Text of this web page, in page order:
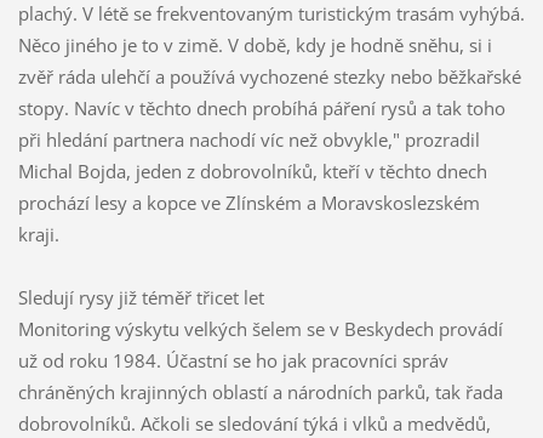
plachý. V létě se frekventovaným turistickým trasám vyhýbá.
Něco jiného je to v zimě. V době, kdy je hodně sněhu, si i
zvěř ráda ulehčí a používá vychozené stezky nebo běžkařské
stopy. Navíc v těchto dnech probíhá páření rysů a tak toho
při hledání partnera nachodí víc než obvykle," prozradil
Michal Bojda, jeden z dobrovolníků, kteří v těchto dnech
prochází lesy a kopce ve Zlínském a Moravskoslezském
kraji.
Sledují rysy již téměř třicet let
Monitoring výskytu velkých šelem se v Beskydech provádí
už od roku 1984. Účastní se ho jak pracovníci správ
chráněných krajinných oblastí a národních parků, tak řada
dobrovolníků. Ačkoli se sledování týká i vlků a medvědů,